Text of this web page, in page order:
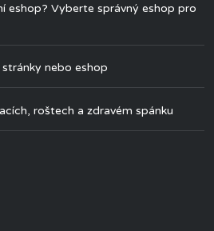
eshop? Vyberte správný eshop pro
nebo eshop
roštech a zdravém spánku